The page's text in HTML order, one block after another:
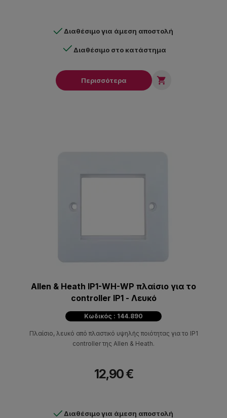
Διαθέσιμο για άμεση αποστολή
Διαθέσιμο στο κατάστημα
Περισσότερα 
Allen & Heath IP1-WH-WP πλαίσιο για το
controller IP1 - Λευκό
Κωδικός : 144.890
Πλαίσιο, λευκό από πλαστικό υψηλής ποιότητας για το IP1
controller της Allen & Heath.
12,90 €
Διαθέσιμο για άμεση αποστολή